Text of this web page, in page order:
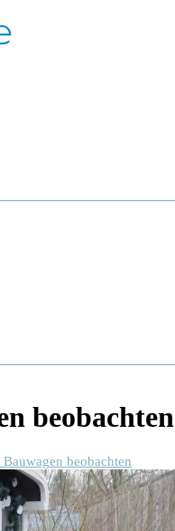
beobachten
beobachten